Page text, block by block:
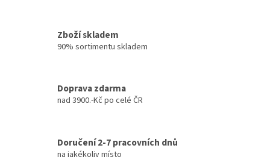
Zboží skladem
90% sortimentu skladem
Doprava zdarma
nad 3900.-Kč po celé ČR
Doručení 2-7 pracovních dnů
na jakékoliv místo